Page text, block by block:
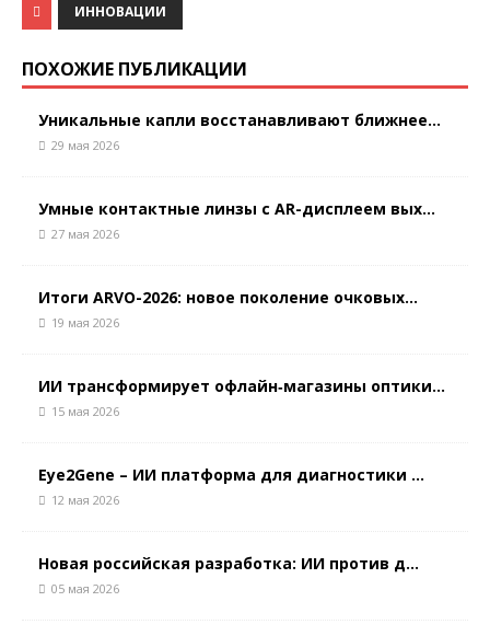
ИННОВАЦИИ
ПОХОЖИЕ ПУБЛИКАЦИИ
Уникальные капли восстанавливают ближнее...
29 мая 2026
Умные контактные линзы с AR-дисплеем вых...
27 мая 2026
Итоги ARVO-2026: новое поколение очковых...
19 мая 2026
ИИ трансформирует офлайн‑магазины оптики...
15 мая 2026
Eye2Gene – ИИ платформа для диагностики ...
12 мая 2026
Новая российская разработка: ИИ против д...
05 мая 2026